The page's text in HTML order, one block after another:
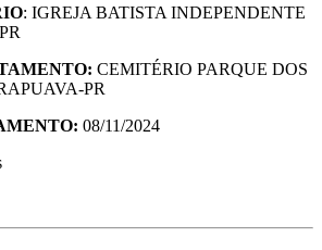
: IGREJA BATISTA INDEPENDENTE
CEMITÉRIO PARQUE DOS
PR
08/11/2024